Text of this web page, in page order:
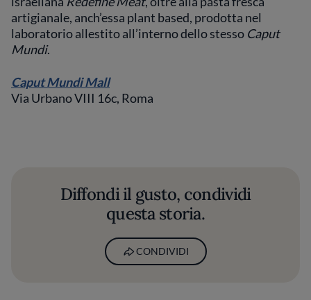
artigianale, anch’essa plant based, prodotta nel
laboratorio allestito all’interno dello stesso Caput
Mundi.
Caput Mundi Mall
Via Urbano VIII 16c, Roma
Diffondi il gusto, condividi
questa storia.
CONDIVIDI